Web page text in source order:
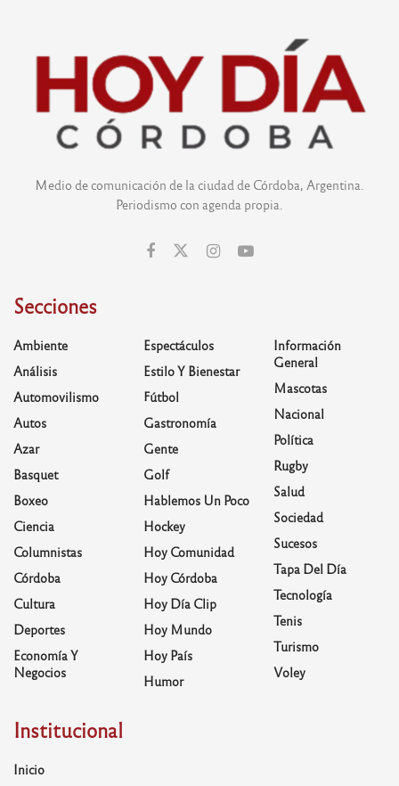
Medio de comunicación de la ciudad de Córdoba, Argentina.
Periodismo con agenda propia.
Secciones
Ambiente
Análisis
Automovilismo
Autos
Azar
Basquet
Boxeo
Ciencia
Columnistas
Córdoba
Cultura
Deportes
Economía Y
Negocios
Espectáculos
Estilo Y Bienestar
Fútbol
Gastronomía
Gente
Golf
Hablemos Un Poco
Hockey
Hoy Comunidad
Hoy Córdoba
Hoy Día Clip
Hoy Mundo
Hoy País
Humor
Información
General
Mascotas
Nacional
Política
Rugby
Salud
Sociedad
Sucesos
Tapa Del Día
Tecnología
Tenis
Turismo
Voley
Institucional
Inicio